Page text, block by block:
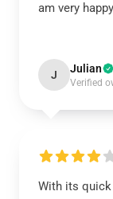
am very
J Julian
Verified
With its